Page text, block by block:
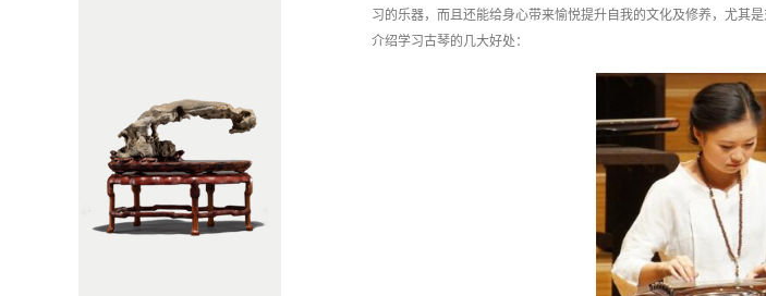
习的乐器，而且还能给身心带来愉悦提升自我的文化及修养，尤其
介绍学习古琴的几大好处：